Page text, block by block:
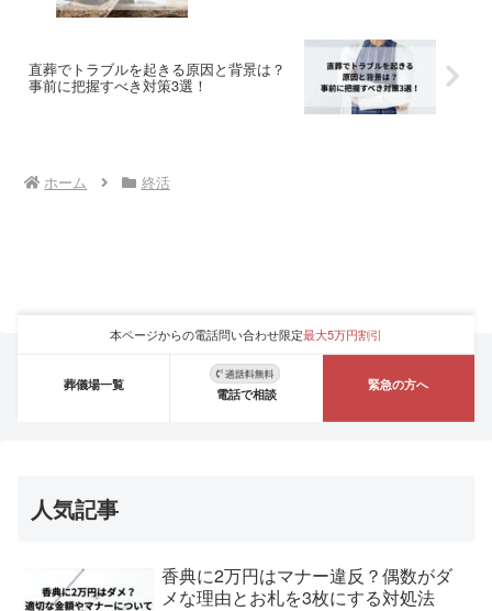
直葬でトラブルを起きる原因と背景は？
事前に把握すべき対策3選！
ホーム 終活
本ページからの電話問い合わせ限定最大5万円割引
葬儀場一覧
電話で相談
緊急の方へ
人気記事
香典に2万円はマナー違反？偶数がダ
メな理由とお札を3枚にする対処法